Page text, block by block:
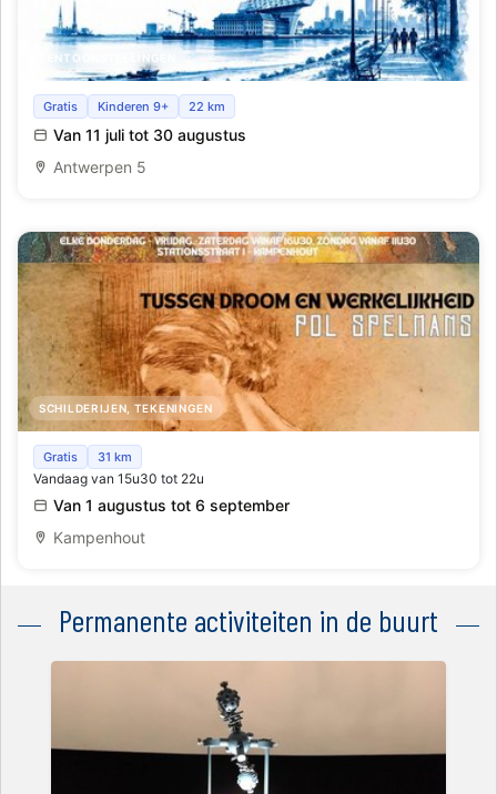
TENTOONSTELLINGEN
Poëtische Promenade
Gratis Kinderen 9+ 22 km
Van 11 juli tot 30 augustus
Antwerpen 5
SCHILDERIJEN, TEKENINGEN
Tussen Droom en Werkelijkheid
Gratis 31 km
Vandaag van 15u30 tot 22u
Van 1 augustus tot 6 september
Kampenhout
Permanente activiteiten in de buurt